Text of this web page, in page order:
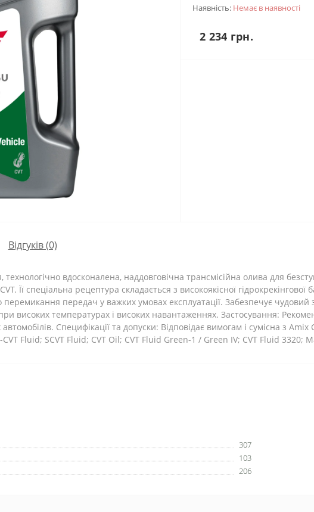
Наявність: Немає в наявності
2 234 грн.
Відгуків (0)
технологічно вдосконалена, наддовговічна трансмісійна олива для
Її спеціальна рецептура складається з високоякісної
передач у важких умовах експлуатації. Забезпечує чудовий
високих температурах і високих навантаженнях. Застосування:
Специфікації та допуски: Відповідає вимогам і сумісна з
Fluid; SCVT Fluid; CVT Oil; CVT Fluid Green-1 / Green IV; CVT Fluid 3320;
307
103
206